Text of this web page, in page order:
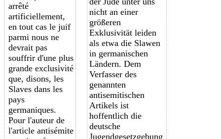
arrêté
artificiellement,
en tout cas le juif
parmi nous ne
devrait pas
souffrir d'une plus
grande exclusivité
que, disons, les
Slaves dans les
pays
germaniques.
Pour l'auteur de
l'article antisémite
nicht an einer
größeren
Exklusivität leiden
als etwa die Slawen
in germanischen
Ländern. Dem
Verfasser des
genannten
antisemitischen
Artikels ist
hoffentlich die
deutsche
Jugendgesetzgebung